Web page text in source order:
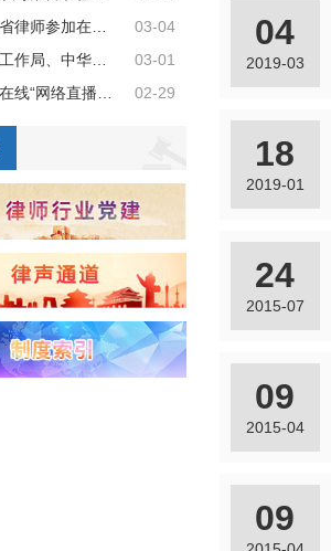
03-04
03-01
02-29
04
2019-03
18
2019-01
24
2015-07
09
2015-04
09